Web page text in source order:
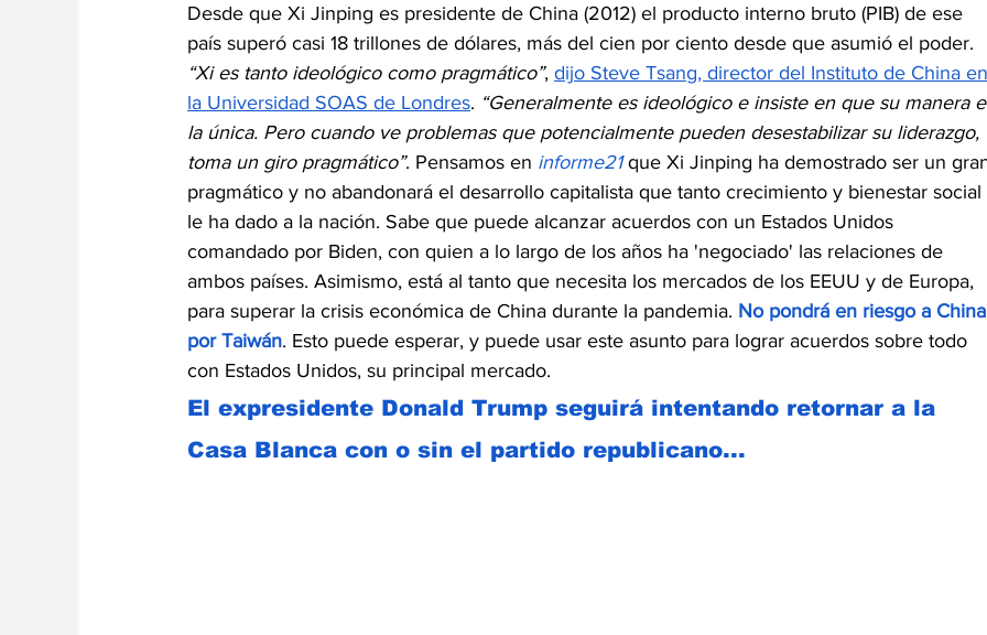
Desde que Xi Jinping es presidente de China (2012) el producto interno bruto (PIB) de ese
país superó casi 18 trillones de dólares, más del cien por ciento desde que asumió el poder.
“Xi es tanto ideológico como pragmático”, dijo Steve Tsang, director del Instituto de China
la Universidad SOAS de Londres. “Generalmente es ideológico e insiste en que su manera
la única. Pero cuando ve problemas que potencialmente pueden desestabilizar su liderazgo,
toma un giro pragmático”. Pensamos en informe21 que Xi Jinping ha demostrado ser un
pragmático y no abandonará el desarrollo capitalista que tanto crecimiento y bienestar social
le ha dado a la nación. Sabe que puede alcanzar acuerdos con un Estados Unidos
comandado por Biden, con quien a lo largo de los años ha 'negociado' las relaciones de
ambos países. Asimismo, está al tanto que necesita los mercados de los EEUU y de Europa,
para superar la crisis económica de China durante la pandemia. No pondrá en riesgo a
por Taiwán. Esto puede esperar, y puede usar este asunto para lograr acuerdos sobre todo
con Estados Unidos, su principal mercado.
El expresidente Donald Trump seguirá intentando retornar a la
Casa Blanca con o sin el partido republicano...